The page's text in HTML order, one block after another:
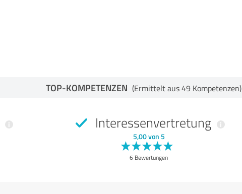
TOP-KOMPETENZEN (Ermittelt aus 49 Kompetenzen)
Interessenvertretung
5,00 von 5
6 Bewertungen